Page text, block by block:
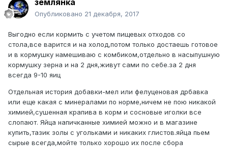
землянка
Опубликовано 21 декабря, 2017
Выгодно если кормить с учетом пищевых отходов со
стола,все варится и на холод,потом только достаешь готовое
и в кормушку намешиваю с комбиком,отдельно в насыпушную
кормушку зерна и на 2 дня,живут сами по себе.за 2 дня
всегда 9-10 яиц
Отдельная история добавки-мел или фелуценовая дрбавка
или еще какая с минералами по норме,ничем не пою никакой
химией,сушенная крапива в корм и сосновые иголки все
слопают. Яйца напичканные химией можно и в магазине
купить,тазик золы с угольками и никаких глистов.яйца пьем
сырые всегда,мойте только хорошо их после сбора